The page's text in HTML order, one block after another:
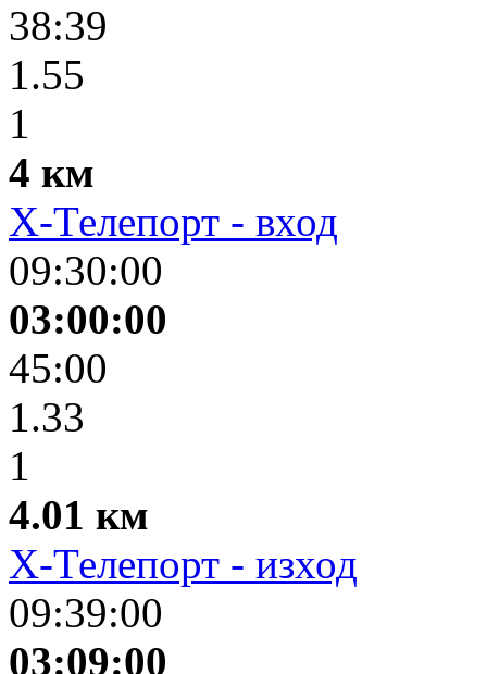
38:39
1.55
1
4 км
X-Телепорт - вход
09:30:00
03:00:00
45:00
1.33
1
4.01 км
X-Телепорт - изход
09:39:00
03:09:00